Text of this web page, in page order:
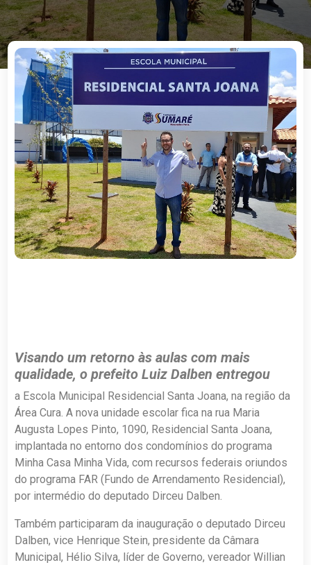
Visando um retorno às aulas com mais
qualidade, o prefeito Luiz Dalben entregou
a Escola Municipal Residencial Santa Joana, na região da
Área Cura. A nova unidade escolar fica na rua Maria
Augusta Lopes Pinto, 1090, Residencial Santa Joana,
implantada no entorno dos condomínios do programa
Minha Casa Minha Vida, com recursos federais oriundos
do programa FAR (Fundo de Arrendamento Residencial),
por intermédio do deputado Dirceu Dalben.
Também participaram da inauguração o deputado Dirceu
Dalben, vice Henrique Stein, presidente da Câmara
Municipal, Hélio Silva, líder de Governo, vereador Willian